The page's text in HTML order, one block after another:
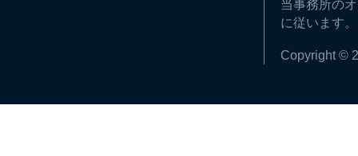
当事務所の
に従います。
Copyright ©